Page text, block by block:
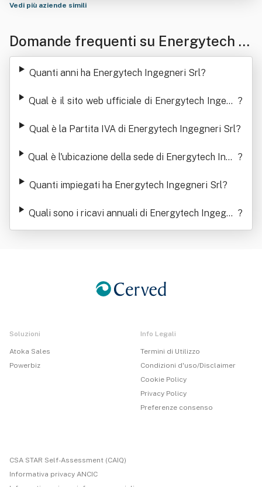
Vedi più aziende simili
Domande frequenti su Energytech In
gegneri Srl
Quanti anni ha Energytech Ingegneri Srl?
Qual è il sito web ufficiale di Energytech Ingegn ?
Qual è la Partita IVA di Energytech Ingegneri Srl?
Qual è l'ubicazione della sede di Energytech Inge ?
Quanti impiegati ha Energytech Ingegneri Srl?
Quali sono i ricavi annuali di Energytech Ingegne
ri Srl
?
Soluzioni
Atoka Sales
Powerbiz
Info Legali
Termini di Utilizzo
Condizioni d'uso/Disclaimer
Cookie Policy
Privacy Policy
Preferenze consenso
CSA STAR Self-Assessment (CAIQ)
Informativa privacy ANCIC